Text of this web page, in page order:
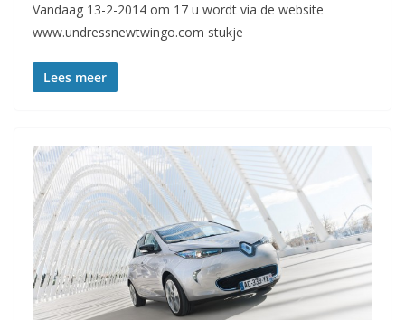
Vandaag 13-2-2014 om 17 u wordt via de website
www.undressnewtwingo.com stukje
Lees meer